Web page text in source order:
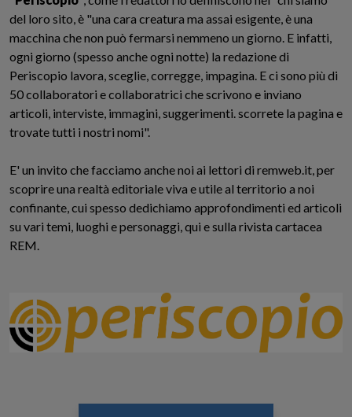
del loro sito, è "una cara creatura ma assai esigente, è una
macchina che non può fermarsi nemmeno un giorno. E infatti,
ogni giorno (spesso anche ogni notte) la redazione di
Periscopio lavora, sceglie, corregge, impagina. E ci sono più di
50 collaboratori e collaboratrici che scrivono e inviano
articoli, interviste, immagini, suggerimenti. scorrete la pagina e
trovate tutti i nostri nomi".
E' un invito che facciamo anche noi ai lettori di remweb.it, per
scoprire una realtà editoriale viva e utile al territorio a noi
confinante, cui spesso dedichiamo approfondimenti ed articoli
su vari temi, luoghi e personaggi, qui e sulla rivista cartacea
REM.